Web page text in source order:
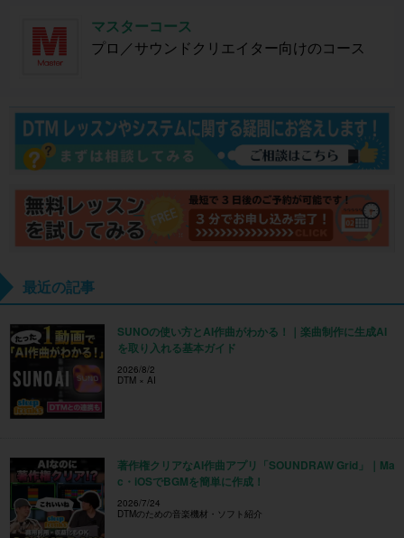
マスターコース
プロ／サウンドクリエイター向けのコース
最近の記事
SUNOの使い方とAI作曲がわかる！｜楽曲制作に生成AI
を取り入れる基本ガイド
2026/8/2
DTM × AI
著作権クリアなAI作曲アプリ「SOUNDRAW Grid」｜Ma
c・iOSでBGMを簡単に作成！
2026/7/24
DTMのための音楽機材・ソフト紹介